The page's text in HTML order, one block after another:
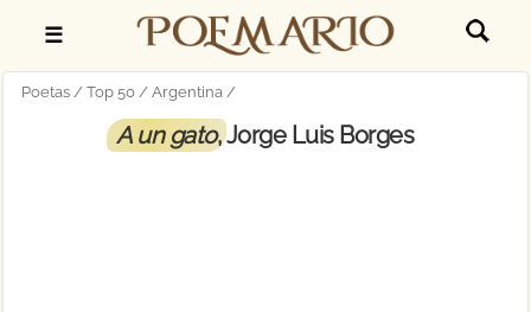
☰
Poetas Top 50 Argentina
A un gato, Jorge Luis Borges